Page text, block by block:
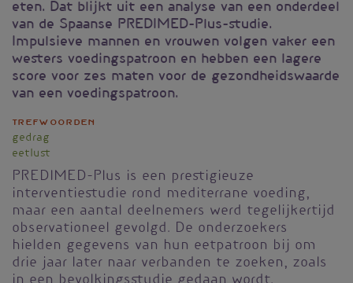
eten. Dat blijkt uit een analyse van een onderdeel
van de Spaanse PREDIMED-Plus-studie.
Impulsieve mannen en vrouwen volgen vaker een
westers voedingspatroon en hebben een lagere
score voor zes maten voor de gezondheidswaarde
van een voedingspatroon.
Trefwoorden
gedrag
eetlust
PREDIMED-Plus is een prestigieuze
interventiestudie rond mediterrane voeding,
maar een aantal deelnemers werd tegelijkertijd
observationeel gevolgd. De onderzoekers
hielden gegevens van hun eetpatroon bij om
drie jaar later naar verbanden te zoeken, zoals
in een bevolkingsstudie gedaan wordt.